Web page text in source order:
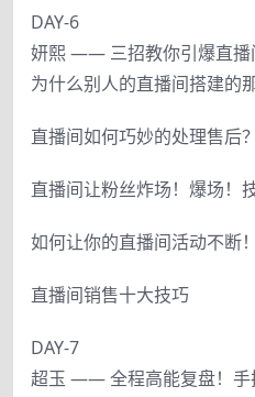
DAY-6
妍熙 —— 三招教你引爆直播
为什么别人的直播间搭建的
直播间如何巧妙的处理售后？
直播间让粉丝炸场！爆场！
如何让你的直播间活动不断
直播间销售十大技巧
DAY-7
超玉 —— 全程高能复盘！手